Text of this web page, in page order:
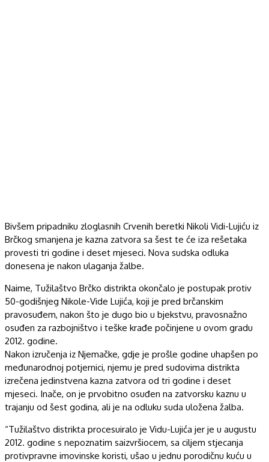
Bivšem pripadniku zloglasnih Crvenih beretki Nikoli Vidi-Lujiću iz
Brčkog smanjena je kazna zatvora sa šest te će iza rešetaka
provesti tri godine i deset mjeseci. Nova sudska odluka
donesena je nakon ulaganja žalbe.
Naime, Tužilaštvo Brčko distrikta okončalo je postupak protiv
50-godišnjeg Nikole-Vide Lujića, koji je pred brčanskim
pravosuđem, nakon što je dugo bio u bjekstvu, pravosnažno
osuđen za razbojništvo i teške krađe počinjene u ovom gradu
2012. godine.
Nakon izručenja iz Njemačke, gdje je prošle godine uhapšen po
međunarodnoj potjernici, njemu je pred sudovima distrikta
izrečena jedinstvena kazna zatvora od tri godine i deset
mjeseci. Inače, on je prvobitno osuđen na zatvorsku kaznu u
trajanju od šest godina, ali je na odluku suda uložena žalba.
“Tužilaštvo distrikta procesuiralo je Vidu-Lujića jer je u augustu
2012. godine s nepoznatim saizvršiocem, sa ciljem stjecanja
protivpravne imovinske koristi, ušao u jednu porodičnu kuću u